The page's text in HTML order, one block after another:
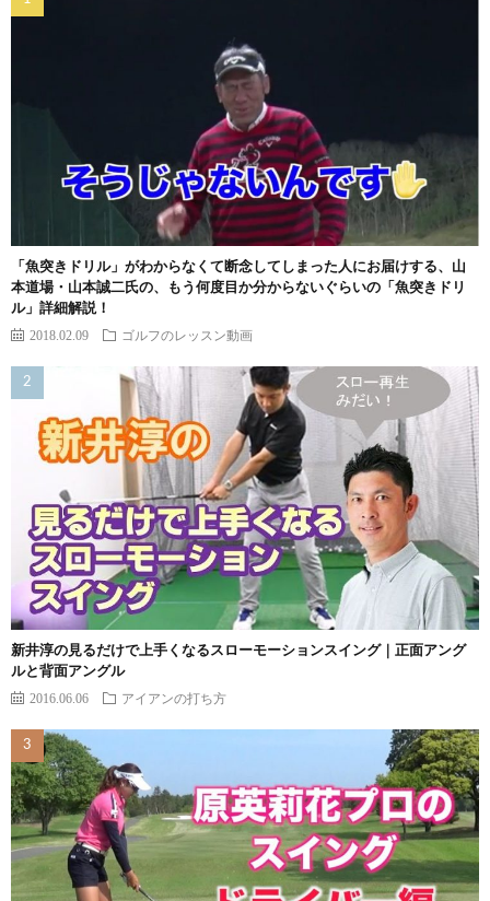
「魚突きドリル」がわからなくて断念してしまった人にお届けする、山
本道場・山本誠二氏の、もう何度目か分からないぐらいの「魚突きドリ
ル」詳細解説！
2018.02.09 ゴルフのレッスン動画
新井淳の見るだけで上手くなるスローモーションスイング｜正面アング
ルと背面アングル
2016.06.06 アイアンの打ち方